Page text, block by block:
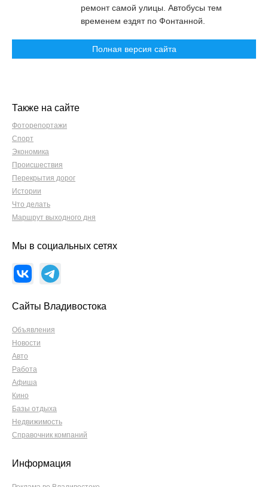
ремонт самой улицы. Автобусы тем
временем ездят по Фонтанной.
Полная версия сайта
Также на сайте
Фоторепортажи
Спорт
Экономика
Происшествия
Перекрытия дорог
Истории
Что делать
Маршрут выходного дня
Мы в социальных сетях
Сайты Владивостока
Объявления
Новости
Авто
Работа
Афиша
Кино
Базы отдыха
Недвижимость
Справочник компаний
Информация